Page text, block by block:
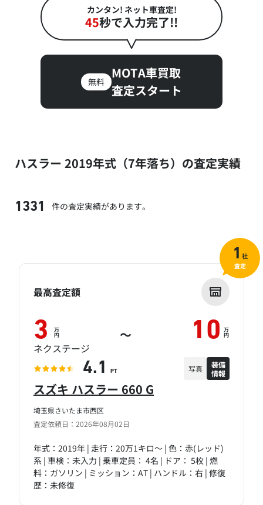
カンタン! ネット車査定!
45秒で入力完了!!
無料
MOTA車買取
査定スタート
ハスラー 2019年式（7年落ち）の査定実績
1331 件の査定実績があります。
埼玉県さいたま市西区
査定依頼日：2026年08月02日
スズキ ハスラー 660 G
年式：2019年 | 走行：20万1キロ～ | 色：赤(レッド)
系 | 車検：未入力 | 乗車定員： 4名 | ドア： 5枚 | 燃
料：ガソリン | ミッション：AT | ハンドル：右 | 修復
歴：未修復
最高査定額
3 万
円 ～ 10 万
円
ネクステージ
4.1 PT 写真
装備
情報
1 社
査定